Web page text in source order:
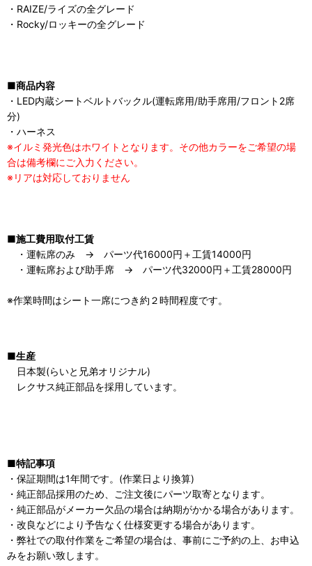
・RAIZE/ライズの全グレード
・Rocky/ロッキーの全グレード
■商品内容
・LED内蔵シートベルトバックル(運転席用/助手席用/フロント2席
分)
・ハーネス
※イルミ発光色はホワイトとなります。その他カラーをご希望の場
合は備考欄にご入力ください。
※リアは対応しておりません
■施工費用取付工賃
・運転席のみ → パーツ代16000円＋工賃14000円
・運転席および助手席 → パーツ代32000円＋工賃28000円
※作業時間はシート一席につき約２時間程度です。
■生産
日本製(らいと兄弟オリジナル)
レクサス純正部品を採用しています。
■特記事項
・保証期間は1年間です。(作業日より換算)
・純正部品採用のため、ご注文後にパーツ取寄となります。
・純正部品がメーカー欠品の場合は納期がかかる場合があります。
・改良などにより予告なく仕様変更する場合があります。
・弊社での取付作業をご希望の場合は、事前にご予約の上、お申込
みをお願い致します。